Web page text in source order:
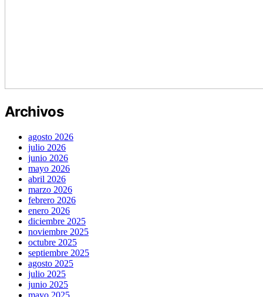
Archivos
agosto 2026
julio 2026
junio 2026
mayo 2026
abril 2026
marzo 2026
febrero 2026
enero 2026
diciembre 2025
noviembre 2025
octubre 2025
septiembre 2025
agosto 2025
julio 2025
junio 2025